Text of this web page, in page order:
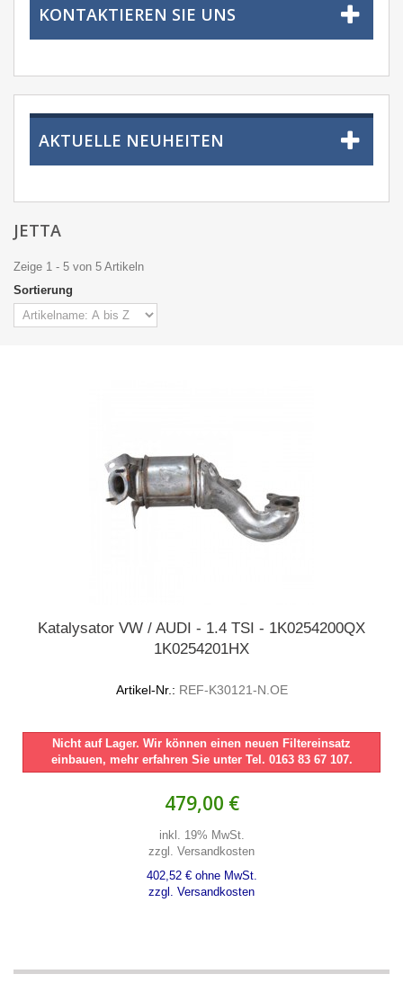
KONTAKTIEREN SIE UNS
AKTUELLE NEUHEITEN
JETTA
Zeige 1 - 5 von 5 Artikeln
Sortierung
Katalysator VW / AUDI - 1.4 TSI - 1K0254200QX
1K0254201HX
Artikel-Nr.: REF-K30121-N.OE
Nicht auf Lager. Wir können einen neuen Filtereinsatz
einbauen, mehr erfahren Sie unter Tel. 0163 83 67 107.
479,00 €
inkl. 19% MwSt.
zzgl. Versandkosten
402,52 € ohne MwSt.
zzgl. Versandkosten